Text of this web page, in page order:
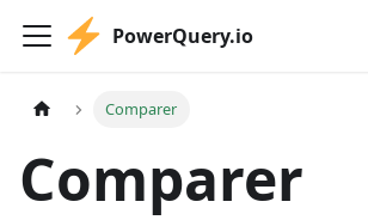
PowerQuery.io
Comparer
Comparer